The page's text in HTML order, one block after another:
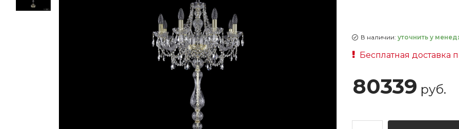
В наличии: уточнить у
Бесплатная доставка
80339 руб.